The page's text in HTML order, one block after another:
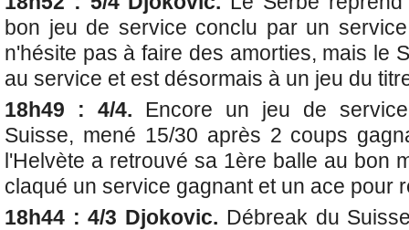
bon jeu de service conclu par un
n'hésite pas à faire des amorties, mais le
au service et est désormais à un jeu du
18h49 : 4/4. Encore un jeu de
Suisse, mené 15/30 après 2 coups
l'Helvète a retrouvé sa 1ère balle au bon
claqué un service gagnant et un ace pour
18h44 : 4/3 Djokovic. Débreak du